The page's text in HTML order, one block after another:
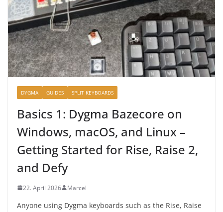
DYGMA GUIDES SPLIT KEYBOARDS
Basics 1: Dygma Bazecore on
Windows, macOS, and Linux –
Getting Started for Rise, Raise 2,
and Defy
22. April 2026 Marcel
Anyone using Dygma keyboards such as the Rise, Raise